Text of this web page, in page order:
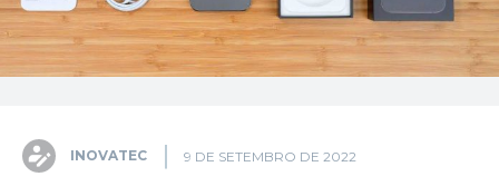
INOVATEC 9 DE SETEMBRO DE 2022